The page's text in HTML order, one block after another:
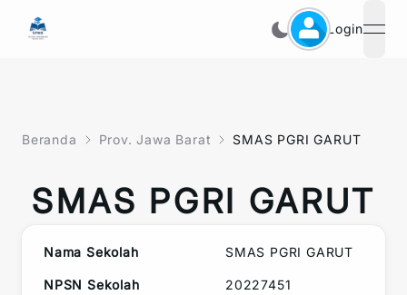
Login
Beranda Prov. Jawa Barat SMAS PGRI GARUT
SMAS PGRI GARUT
Nama Sekolah SMAS PGRI GARUT
NPSN Sekolah 20227451